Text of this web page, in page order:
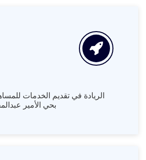
الريادة في تقديم الخدمات
بحي الأمير